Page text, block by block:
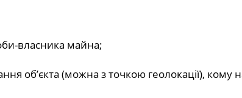
власника майна;
об’єкта (можна з точкою геолокації), кому